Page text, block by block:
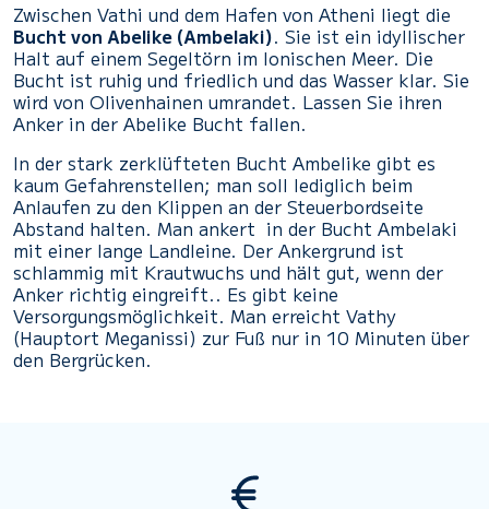
Zwischen Vathi und dem Hafen von Atheni liegt die
Bucht von Abelike (Ambelaki). Sie ist ein idyllischer
Halt auf einem Segeltörn im Ionischen Meer. Die
Bucht ist ruhig und friedlich und das Wasser klar. Sie
wird von Olivenhainen umrandet. Lassen Sie ihren
Anker in der Abelike Bucht fallen.
In der stark zerklüfteten Bucht Ambelike gibt es
kaum Gefahrenstellen; man soll lediglich beim
Anlaufen zu den Klippen an der Steuerbordseite
Abstand halten. Man ankert in der Bucht Ambelaki
mit einer lange Landleine. Der Ankergrund ist
schlammig mit Krautwuchs und hält gut, wenn der
Anker richtig eingreift.. Es gibt keine
Versorgungsmöglichkeit. Man erreicht Vathy
(Hauptort Meganissi) zur Fuß nur in 10 Minuten über
den Bergrücken.